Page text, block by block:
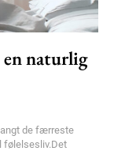
naturlig
de færreste
følelsesliv.Det